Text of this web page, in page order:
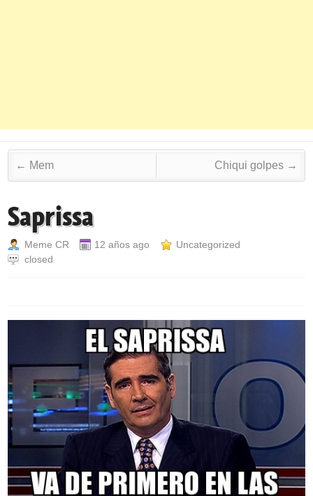
Post navigation
← Mem Chiqui golpes →
Saprissa
Meme CR 12 años ago
Uncategorized
closed